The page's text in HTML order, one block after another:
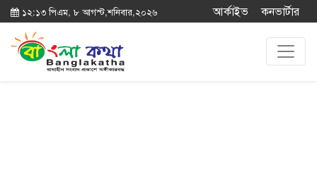
১২:১৩ পিএম, ৮ আগস্ট,শনিবার,২০২৬ আর্কাইভ কনভার্টার